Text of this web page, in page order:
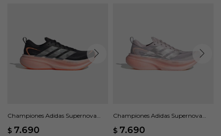
Championes Adidas Supernova
$ 7.690
Championes Adidas Supernova
$ 7.690